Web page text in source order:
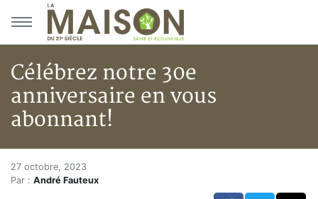
Aller au menu principal
Aller au contenu principal
Célébrez notre 30e
anniversaire en vous
abonnant!
Accueil
Articles
Célébrez notre 30e
27 octobre, 2023
Par : André Fauteux